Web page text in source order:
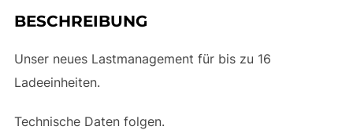
BESCHREIBUNG
Unser neues Lastmanagement für bis zu 16
Ladeeinheiten.
Technische Daten folgen.